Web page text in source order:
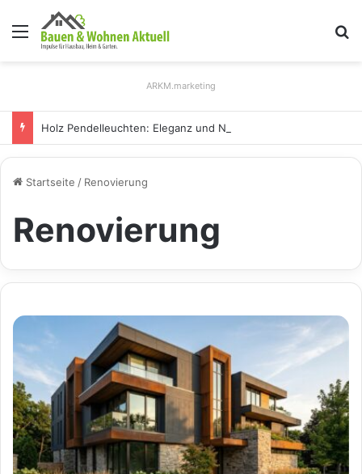
Menü
ARKM.marketing
Startseite / Renovierung
Renovierung